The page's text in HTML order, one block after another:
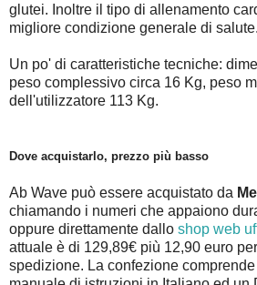
glutei. Inoltre il tipo di allenamento
migliore condizione generale di salute.
Un po' di caratteristiche tecniche:
peso complessivo circa 16 Kg, peso
dell'utilizzatore 113 Kg.
Dove acquistarlo, prezzo più basso
Ab Wave può essere acquistato da
chiamando i numeri che appaiono
oppure direttamente dallo shop web
attuale è di 129,89€ più 12,90 euro
spedizione. La confezione comprende